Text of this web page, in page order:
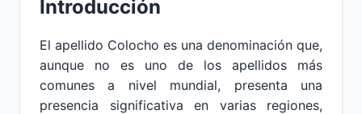
Introducción
El apellido Colocho es una denominación que,
aunque no es uno de los apellidos más
comunes a nivel mundial, presenta una
presencia significativa en varias regiones,